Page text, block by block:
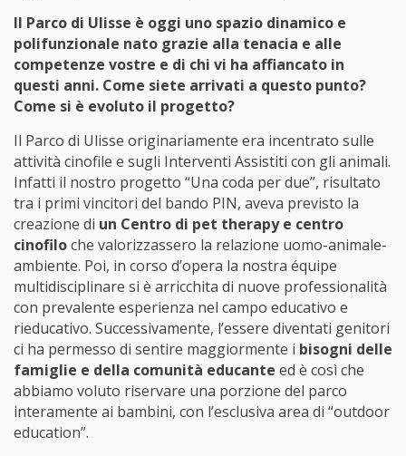
Il Parco di Ulisse è oggi uno spazio dinamico e
polifunzionale nato grazie alla tenacia e alle
competenze vostre e di chi vi ha affiancato in
questi anni. Come siete arrivati a questo punto?
Come si è evoluto il progetto?
Il Parco di Ulisse originariamente era incentrato sulle
attività cinofile e sugli Interventi Assistiti con gli animali.
Infatti il nostro progetto “Una coda per due”, risultato
tra i primi vincitori del bando PIN, aveva previsto la
creazione di un Centro di pet therapy e centro
cinofiloche valorizzassero la relazione uomo-animale-
ambiente. Poi, in corso d’opera la nostra équipe
multidisciplinare si è arricchita di nuove professionalità
con prevalente esperienza nel campo educativo e
rieducativo. Successivamente, l’essere diventati genitori
ci ha permesso di sentire maggiormente i bisogni delle
famiglie e della comunità educante ed è così che
abbiamo voluto riservare una porzione del parco
interamente ai bambini, con l’esclusiva area di “outdoor
education”.